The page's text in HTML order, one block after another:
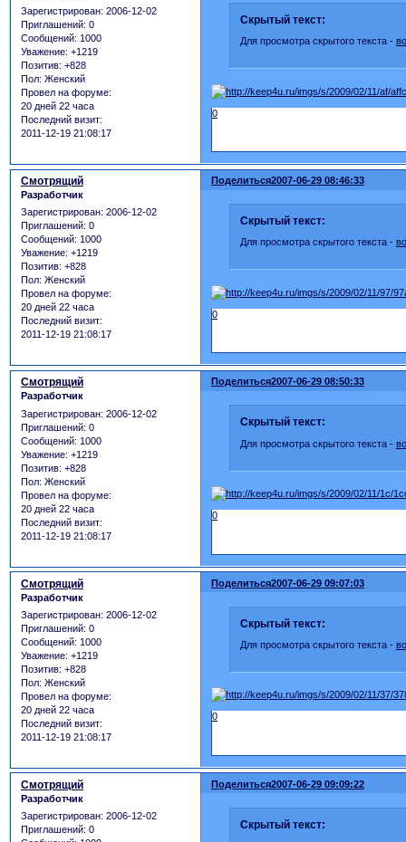
Зарегистрирован: 2006-12-02
Приглашений: 0
Сообщений: 1000
Уважение: +1219
Позитив: +828
Пол: Женский
Провел на форуме:
20 дней 22 часа
Последний визит:
2011-12-19 21:08:17
Скрытый текст:
Для просмотра скрытого текста -
0
Поделиться2007-06-29 08:46:33
Смотрящий
Разработчик
Зарегистрирован: 2006-12-02
Приглашений: 0
Сообщений: 1000
Уважение: +1219
Позитив: +828
Пол: Женский
Провел на форуме:
20 дней 22 часа
Последний визит:
2011-12-19 21:08:17
Скрытый текст:
Для просмотра скрытого текста -
0
Поделиться2007-06-29 08:50:33
Смотрящий
Разработчик
Зарегистрирован: 2006-12-02
Приглашений: 0
Сообщений: 1000
Уважение: +1219
Позитив: +828
Пол: Женский
Провел на форуме:
20 дней 22 часа
Последний визит:
2011-12-19 21:08:17
Скрытый текст:
Для просмотра скрытого текста -
0
Поделиться2007-06-29 09:07:03
Смотрящий
Разработчик
Зарегистрирован: 2006-12-02
Приглашений: 0
Сообщений: 1000
Уважение: +1219
Позитив: +828
Пол: Женский
Провел на форуме:
20 дней 22 часа
Последний визит:
2011-12-19 21:08:17
Скрытый текст:
Для просмотра скрытого текста -
0
Поделиться2007-06-29 09:09:22
Смотрящий
Разработчик
Зарегистрирован: 2006-12-02
Приглашений: 0
Скрытый текст: